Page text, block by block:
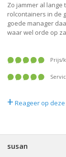
Zo jammer al lange
rolcontainers in de
goede manager
waar wel orde op
+ Reageer op
susan